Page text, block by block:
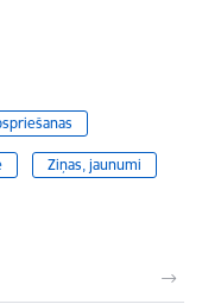
Ziņas, jaunumi